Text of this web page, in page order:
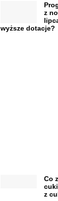
z
wyższe dotacje?
Co
z